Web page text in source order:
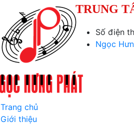
TRUNG
Số điện
Ngọc
Trang chủ
Giới thiệu